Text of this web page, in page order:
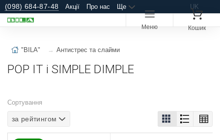
(098) 684-87-48 Акції Про нас Ще UK
Меню Кошик
"BILA" Антистрес та слайми
POP IT і SIMPLE DIMPLE
Сортування
за рейтингом